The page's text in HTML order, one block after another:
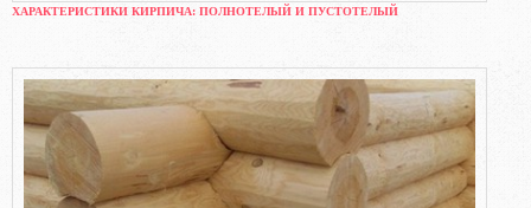
ХАРАКТЕРИСТИКИ КИРПИЧА: ПОЛНОТЕЛЫЙ И ПУСТОТЕЛЫЙ